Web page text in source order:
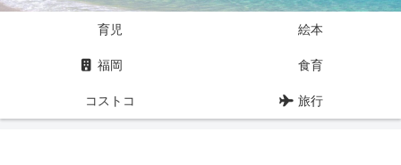
育児 絵本
福岡 食育
コストコ 旅行